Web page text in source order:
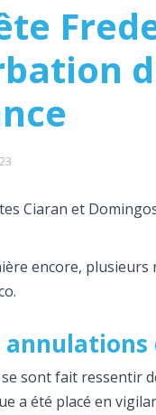
Ciaran et
encore,
sont fait ressentir
a été placé en